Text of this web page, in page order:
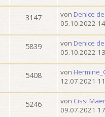
3147 von Denice
05.10.2022
5839 von Denice
05.10.2022
5408 von
12.07.2021
5246 von Cissi
09.07.2021